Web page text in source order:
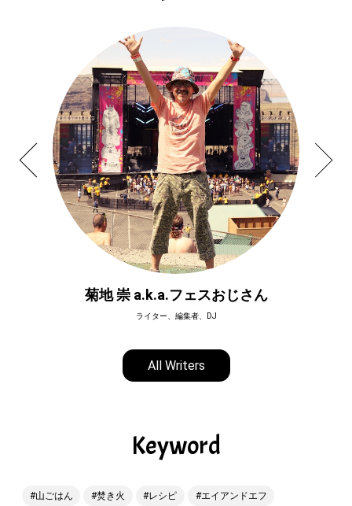
菊地 崇 a.k.a.フェスおじさん
ライター、編集者、DJ
All Writers
Keyword
山ごはん 焚き火 レシピ エイアンドエフ